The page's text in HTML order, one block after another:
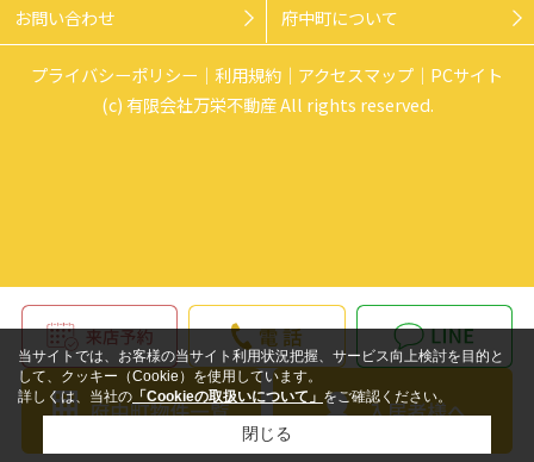
お問い合わせ 府中町について
プライバシーポリシー 利用規約 アクセスマップ
PCサイト
(c) 有限会社万栄不動産 All rights reserved.
当サイトでは、お客様の当サイト利用状況把握、サービス向上検討を目的と
して、クッキー（Cookie）を使用しています。
詳しくは、当社の 「Cookieの取扱いについて」 をご確認ください。
閉じる